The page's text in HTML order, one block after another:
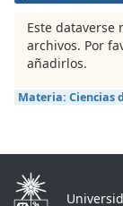
Este dataverse
archivos. Por
añadirlos.
Materia: Ciencias